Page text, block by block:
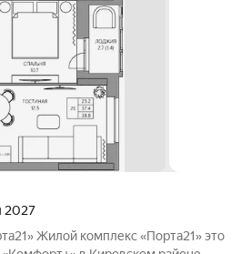
2027
Жилой комплекс «Порта21» это